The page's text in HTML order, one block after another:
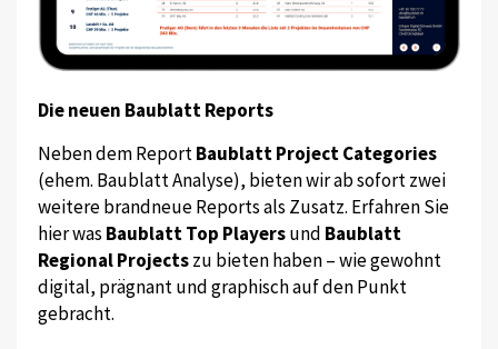
Die neuen Baublatt Reports
Neben dem ReportBaublatt Project Categories
(ehem. Baublatt Analyse), bieten wir ab sofort zwei
weitere brandneue Reports als Zusatz. Erfahren Sie
hier was Baublatt Top Playersund Baublatt
Regional Projectszu bieten haben – wie gewohnt
digital, prägnant und graphisch auf den Punkt
gebracht.